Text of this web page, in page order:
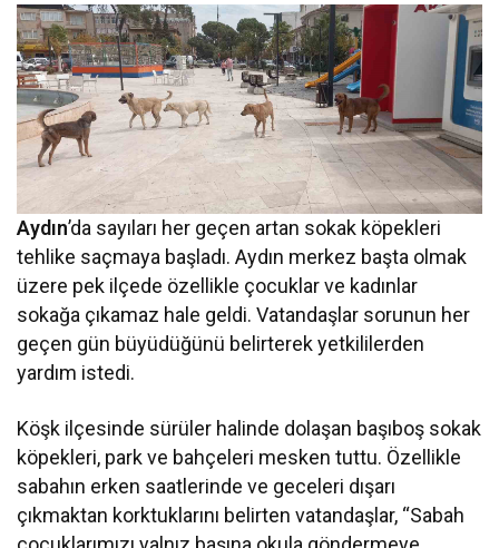
Aydın’da sayıları her geçen artan sokak köpekleri
tehlike saçmaya başladı. Aydın merkez başta olmak
üzere pek ilçede özellikle çocuklar ve kadınlar
sokağa çıkamaz hale geldi. Vatandaşlar sorunun her
geçen gün büyüdüğünü belirterek yetkililerden
yardım istedi.
Köşk ilçesinde sürüler halinde dolaşan başıboş sokak
köpekleri, park ve bahçeleri mesken tuttu. Özellikle
sabahın erken saatlerinde ve geceleri dışarı
çıkmaktan korktuklarını belirten vatandaşlar, “Sabah